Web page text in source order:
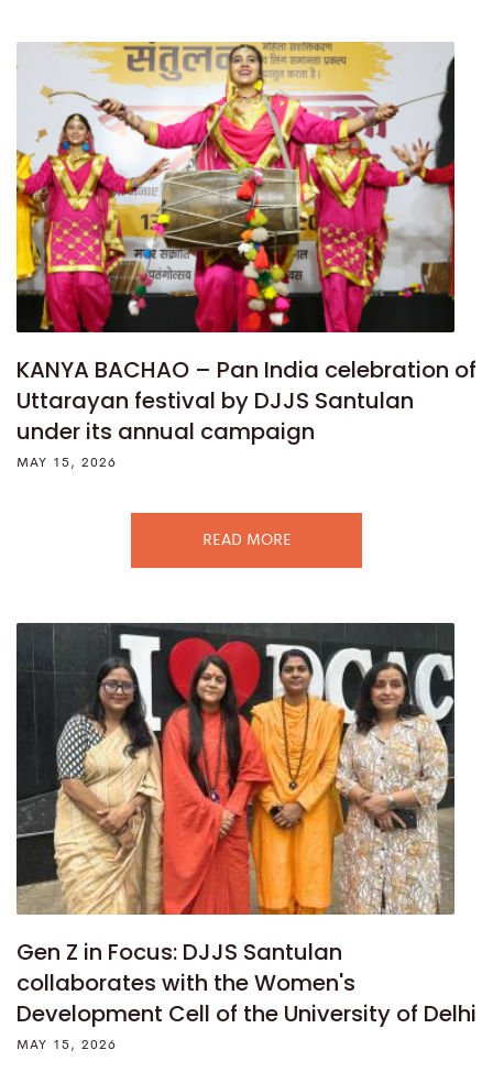
KANYA BACHAO – Pan India celebration of
Uttarayan festival by DJJS Santulan
under its annual campaign
MAY 15, 2026
READ MORE
Gen Z in Focus: DJJS Santulan
collaborates with the Women's
Development Cell of the University of Delhi
MAY 15, 2026